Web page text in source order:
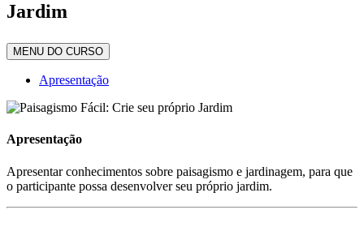
Jardim
MENU DO CURSO
Apresentação
Apresentação
Apresentar conhecimentos sobre paisagismo e jardinagem, para que
o participante possa desenvolver seu próprio jardim.